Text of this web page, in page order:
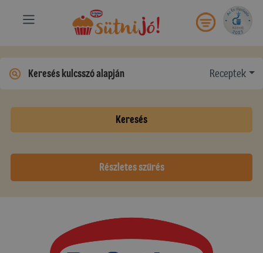
Receptek
Keresés
Részletes szűrés